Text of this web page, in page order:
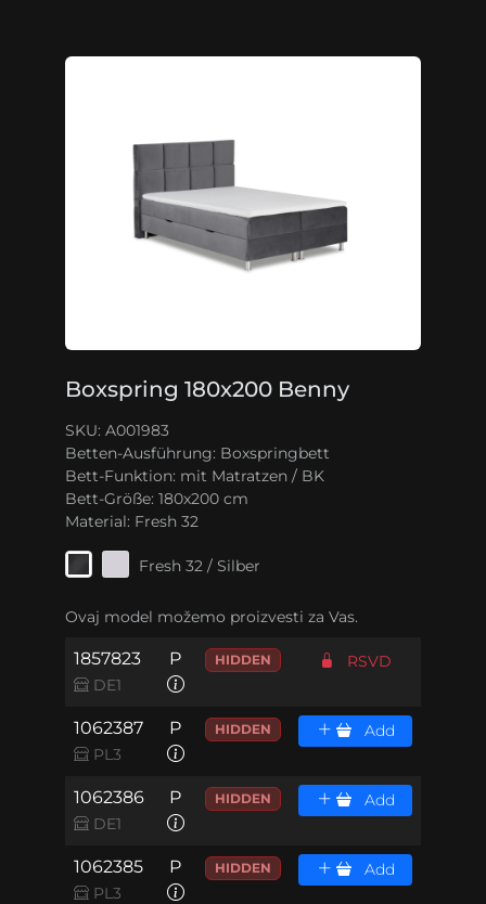
Boxspring 180x200 Benny
SKU: A001983
Betten-Ausführung: Boxspringbett
Bett-Funktion: mit Matratzen / BK
Bett-Größe: 180x200 cm
Material: Fresh 32
Fresh 32 / Silber
Ovaj model možemo proizvesti za Vas.
1857823
DE1
P HIDDEN RSVD
1062387
PL3
P HIDDEN Add
1062386
DE1
P HIDDEN Add
1062385
PL3
P HIDDEN Add